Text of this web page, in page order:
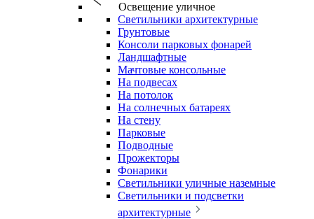
Освещение уличное
Светильники архитектурные
Грунтовые
Консоли парковых фонарей
Ландшафтные
Мачтовые консольные
На подвесах
На потолок
На солнечных батареях
На стену
Парковые
Подводные
Прожекторы
Фонарики
Светильники уличные наземные
Светильники и подсветки
архитектурные